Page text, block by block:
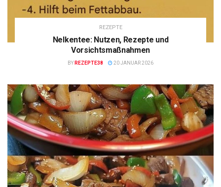
REZEPTE
Nelkentee: Nutzen, Rezepte und
Vorsichtsmaßnahmen
BY REZEPTE38 20 JANUAR 2026